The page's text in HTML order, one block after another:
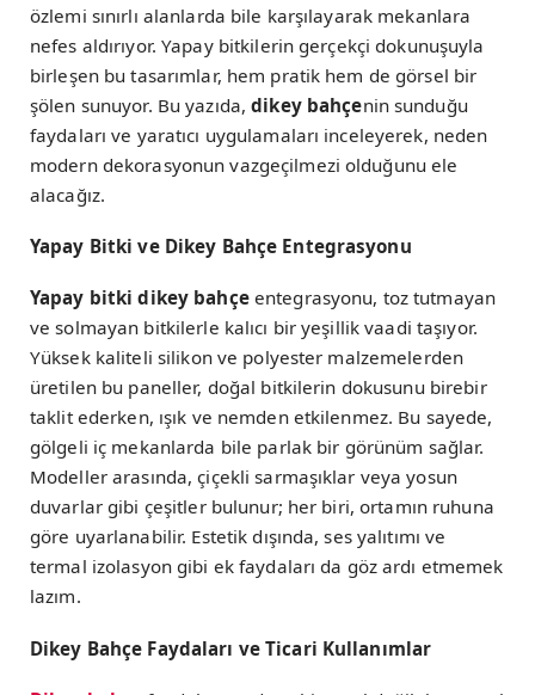
özlemi sınırlı alanlarda bile karşılayarak mekanlara
nefes aldırıyor. Yapay bitkilerin gerçekçi dokunuşuyla
birleşen bu tasarımlar, hem pratik hem de görsel bir
şölen sunuyor. Bu yazıda,dikey bahçenin sunduğu
faydaları ve yaratıcı uygulamaları inceleyerek, neden
modern dekorasyonun vazgeçilmezi olduğunu ele
alacağız.
Yapay Bitki ve Dikey Bahçe Entegrasyonu
Yapay bitki dikey bahçeentegrasyonu, toz tutmayan
ve solmayan bitkilerle kalıcı bir yeşillik vaadi taşıyor.
Yüksek kaliteli silikon ve polyester malzemelerden
üretilen bu paneller, doğal bitkilerin dokusunu birebir
taklit ederken, ışık ve nemden etkilenmez. Bu sayede,
gölgeli iç mekanlarda bile parlak bir görünüm sağlar.
Modeller arasında, çiçekli sarmaşıklar veya yosun
duvarlar gibi çeşitler bulunur; her biri, ortamın ruhuna
göre uyarlanabilir. Estetik dışında, ses yalıtımı ve
termal izolasyon gibi ek faydaları da göz ardı etmemek
lazım.
Dikey Bahçe Faydaları ve Ticari Kullanımlar